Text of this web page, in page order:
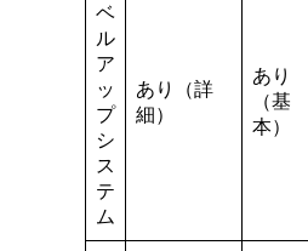
ベ
ル
ア
ッ
プ
シ
ス
テ
ム
あり（詳
細）
あり
（基
本）